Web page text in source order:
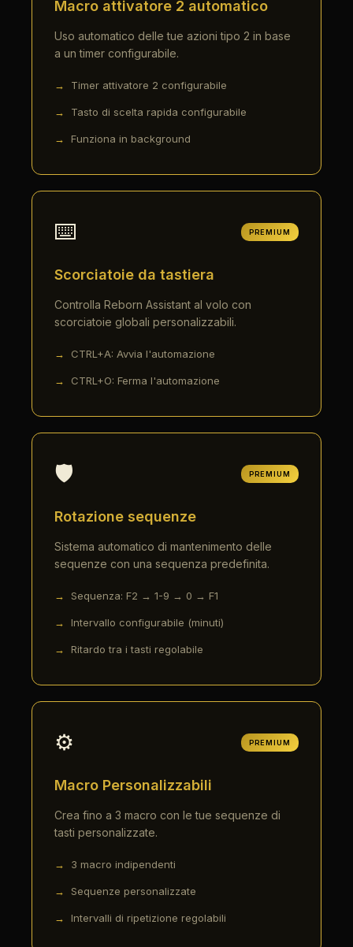
Macro attivatore 2 automatico
Uso automatico delle tue azioni tipo 2 in base
a un timer configurabile.
Timer attivatore 2 configurabile
Tasto di scelta rapida configurabile
Funziona in background
⌨️ PREMIUM
Scorciatoie da tastiera
Controlla Reborn Assistant al volo con
scorciatoie globali personalizzabili.
CTRL+A: Avvia l'automazione
CTRL+O: Ferma l'automazione
🛡️ PREMIUM
Rotazione sequenze
Sistema automatico di mantenimento delle
sequenze con una sequenza predefinita.
Sequenza: F2 → 1-9 → 0 → F1
Intervallo configurabile (minuti)
Ritardo tra i tasti regolabile
⚙️ PREMIUM
Macro Personalizzabili
Crea fino a 3 macro con le tue sequenze di
tasti personalizzate.
3 macro indipendenti
Sequenze personalizzate
Intervalli di ripetizione regolabili